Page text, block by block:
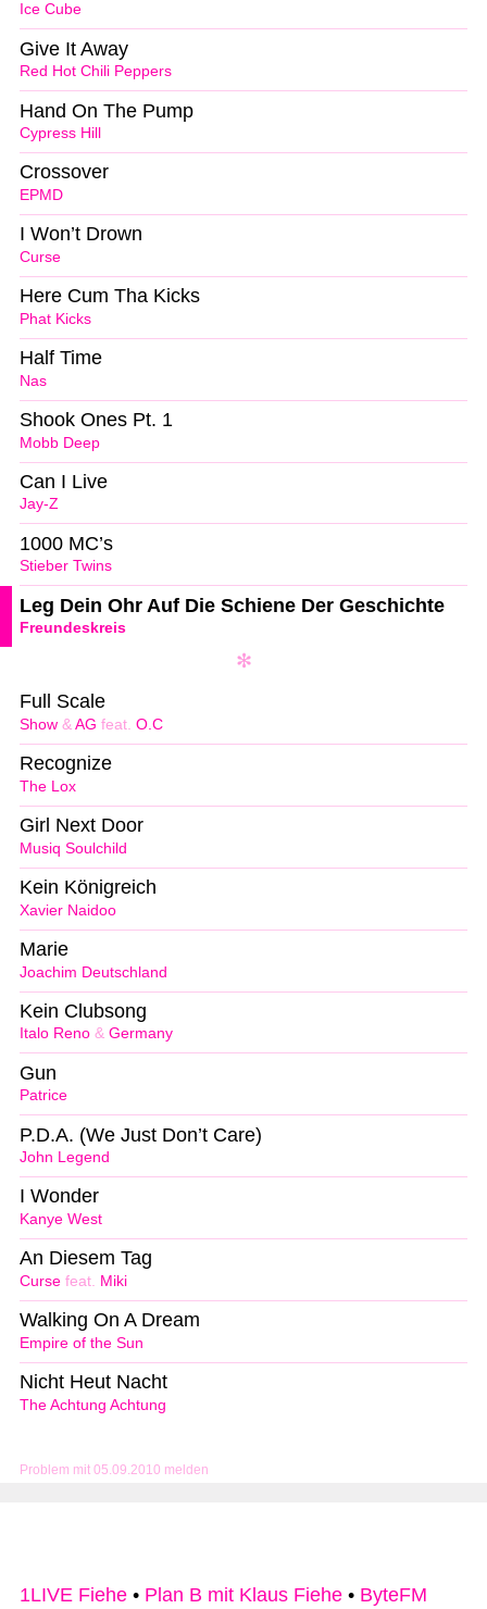
Problem mit 05.09.2010 melden
Ice Cube
Red Hot Chili Peppers
Give It Away
Cypress Hill
Hand On The Pump
EPMD
Crossover
Curse
I Won’t Drown
Phat Kicks
Here Cum Tha Kicks
Nas
Half Time
Mobb Deep
Shook Ones Pt. 1
Jay-Z
Can I Live
Stieber Twins
1000 MC’s
Freundeskreis
Leg Dein Ohr Auf Die Schiene Der Geschichte
Show & AG feat. O.C
Full Scale
The Lox
Recognize
Musiq Soulchild
Girl Next Door
Xavier Naidoo
Kein Königreich
Joachim Deutschland
Marie
Italo Reno & Germany
Kein Clubsong
Patrice
Gun
John Legend
P.D.A. (We Just Don’t Care)
Kanye West
I Wonder
Curse feat. Miki
An Diesem Tag
Empire of the Sun
Walking On A Dream
The Achtung Achtung
Nicht Heut Nacht
1LIVE Fiehe • Plan B mit Klaus Fiehe • ByteFM